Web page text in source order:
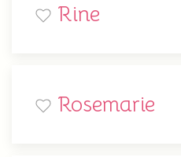
Rine
Rosemarie